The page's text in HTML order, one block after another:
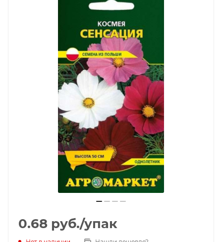
0.68 руб./упак